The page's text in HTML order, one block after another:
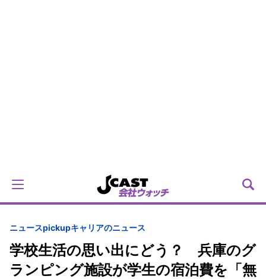
ニュースpickupキャリアのニュース
学校生活の思い出にどう？ 兵庫のグ
ランピング施設が学生の宿泊費を「無